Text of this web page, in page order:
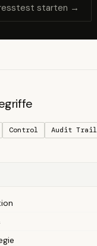
starten →
Control Audit Trail